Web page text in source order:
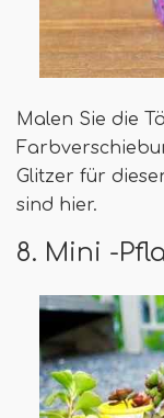
Malen Sie die
Glitzer für
sind hier.
8. Mini -